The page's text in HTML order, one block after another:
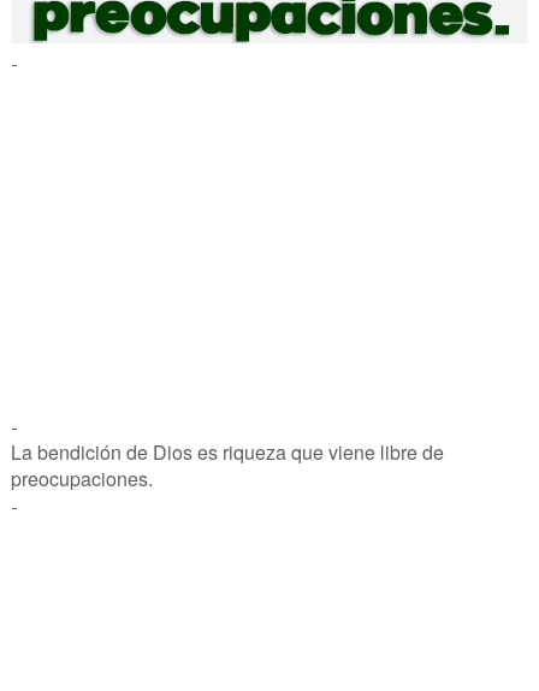
-
-
La bendición de Dios es riqueza que viene libre de
preocupaciones.
-